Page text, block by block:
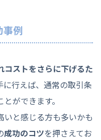
例
コストをさらに下げるた
に行えば、通常の取引条
ができます。
いと感じる方も多いかも
成功のコツを押さえてお